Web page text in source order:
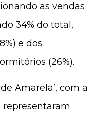
as vendas
34% do total,
e dos
(26%).
Amarela’, com a
representaram